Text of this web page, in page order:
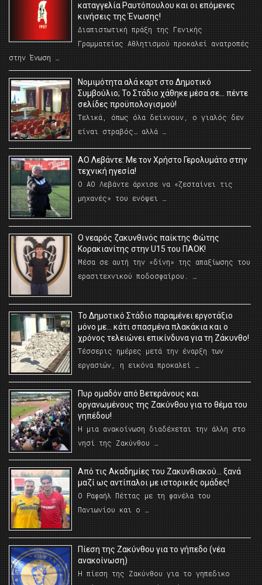
καταγγελία Ραυτόπουλου και οι επόμενες
κινήσεις της Ένωσης!
Διαπιστωτική πράξη της Γενικής
Γραμματείας Αθλητισμού προκαλεί ανατροπές
στην Ένωση …
Νομιμότητα αλά καρτ στο Δημοτικό
Συμβούλιο; Το Στάδιο χάθηκε μέσα σε… πέντε
σελίδες προϋπολογισμού!
Τελικά, όπως όλα δείχνουν, ο γιαλός δεν
είναι στραβός… αλλά …
ΑΟ Λεβάντε: Με τον Χρήστο Γερολυμάτο στην
τεχνική ηγεσία!
Ο ΑΟ Λεβάντε άρχισε να «ζεσταίνει τις
μηχανές» του ενόψει …
O νεαρός ζακυνθινός παίκτης Φώτης
Κορακιανίτης στην U15 του ΠΑΟΚ!
Μέσα σε αυτή την «δίνη» της απαξίωσης του
ερασιτεχνικού ποδοσφαίρου. …
Το Δημοτικό Στάδιο παραμένει εργοτάξιο
μόνο με… κάτι σπασμένα πλακάκια και ο
χρόνος τελειώνει επικίνδυνα για τη Ζάκυνθο!
Τέσσερις ημέρες μετά την έναρξη των
εργασιών, η εικόνα προκαλεί …
Πυρ ομαδόν από Βετεράνους και
οργανωμένους της Ζακύνθου για το θέμα του
γηπέδου!
Η μια ανακοίνωση διαδέχεται την άλλη στο
νησί της Ζακύνθου …
Από τις Ακαδημίες του Ζακυνθιακού… ξανά
μαζί ως αντίπαλοι με ιστορικές ομάδες!
Ο Ραφαήλ Πέττας με τη φανέλα του
Πανιωνίου και ο …
Πίεση της Ζακύνθου για το γήπεδο (νέα
ανακοίνωση)
Η πίεση της Ζακύνθου για το γηπεδικο